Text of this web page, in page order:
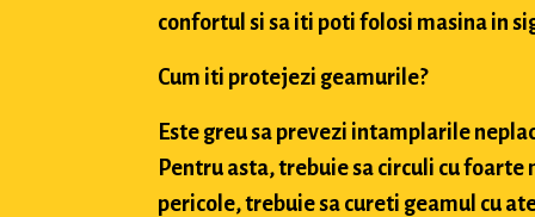
confortul si sa iti poti folosi masina in
Cum iti protejezi geamurile?
Este greu sa prevezi intamplarile
Pentru asta, trebuie sa circuli cu
pericole, trebuie sa cureti geamul cu